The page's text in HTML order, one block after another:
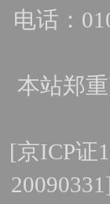
电话：
本站郑
[京ICP证